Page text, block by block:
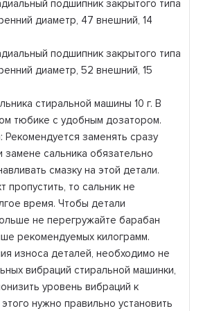
подшипник закрытого типа
диаметр, 47 внешний, 14
подшипник закрытого типа
диаметр, 52 внешний, 15
стиральной машины 10 г. В
тюбике с удобным дозатором.
Рекомендуется заменять сразу
замене сальника обязательно
смазку на этой детали.
пропустить, то сальник не
время. Чтобы детали
не перегружайте барабан
рекомендуемых килограмм.
износа деталей, необходимо не
вибраций стиральной машинки,
уровень вибраций к
нужно правильно установить